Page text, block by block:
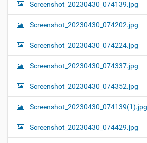
Screenshot_20230430_074139.jpg
Screenshot_20230430_074202.jpg
Screenshot_20230430_074224.jpg
Screenshot_20230430_074337.jpg
Screenshot_20230430_074352.jpg
Screenshot_20230430_074139(1).jpg
Screenshot_20230430_074429.jpg